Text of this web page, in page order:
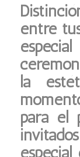
entre
la
para el
especial